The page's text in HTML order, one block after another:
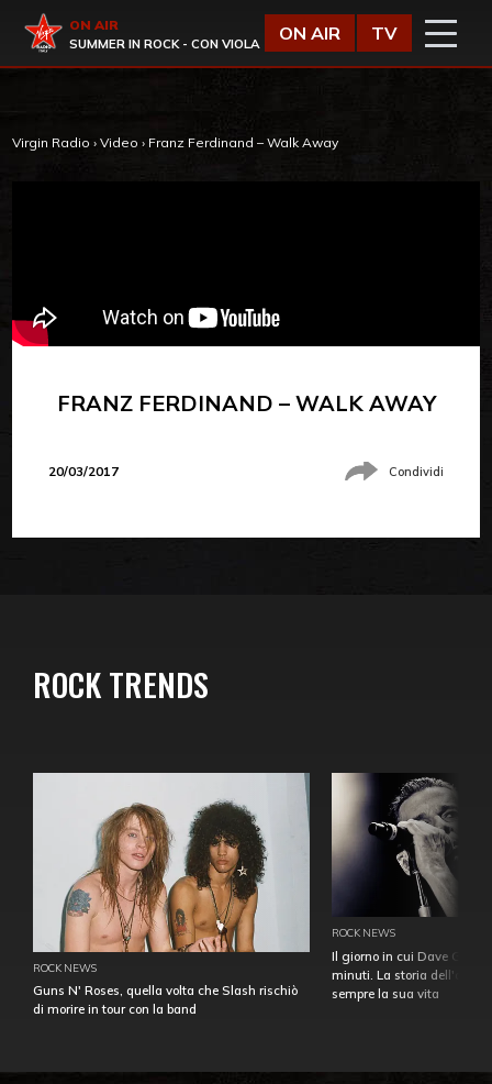
Virgin Radio
ON AIR
SUMMER IN ROCK - CON VIOLA
ON AIR TV
Virgin Radio › Video › Franz Ferdinand – Walk Away
FRANZ FERDINAND – WALK AWAY
20/03/2017 Condividi
ROCK TRENDS
ROCK NEWS
Guns N' Roses, quella volta che Slash rischiò
di morire in tour con la band
ROCK NEWS
Il giorno in cui Dave
minuti. La storia
sempre la sua vita